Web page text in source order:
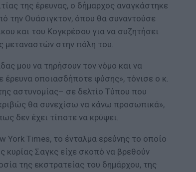
της έρευνας, ο δήμαρχος αναγκάστηκε
την Ουάσιγκτον, όπου θα συναντούσε
και του Κογκρέσου για να συζητήσει
μεταναστών στην πόλη του.
μου να τηρήσουν τον νόμο και να
οποιασδήποτε φύσης», τόνισε ο κ.
αστυνομίας– σε δελτίο Τύπου που
θα συνεχίσω να κάνω προσωπικά»,
δεν έχει τίποτε να κρύψει.
York Times, το ένταλμα ερεύνης το οποίο
κυρίας Σαγκς είχε σκοπό να βρεθούν
της εκστρατείας του δημάρχου, της